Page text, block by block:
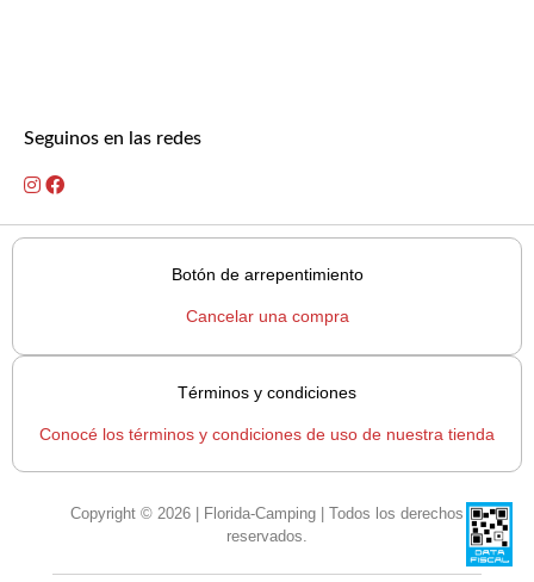
Seguinos en las redes
Botón de arrepentimiento
Cancelar una compra
Términos y condiciones
Conocé los términos y condiciones de uso de nuestra tienda
Copyright © 2026 | Florida-Camping | Todos los derechos
reservados.